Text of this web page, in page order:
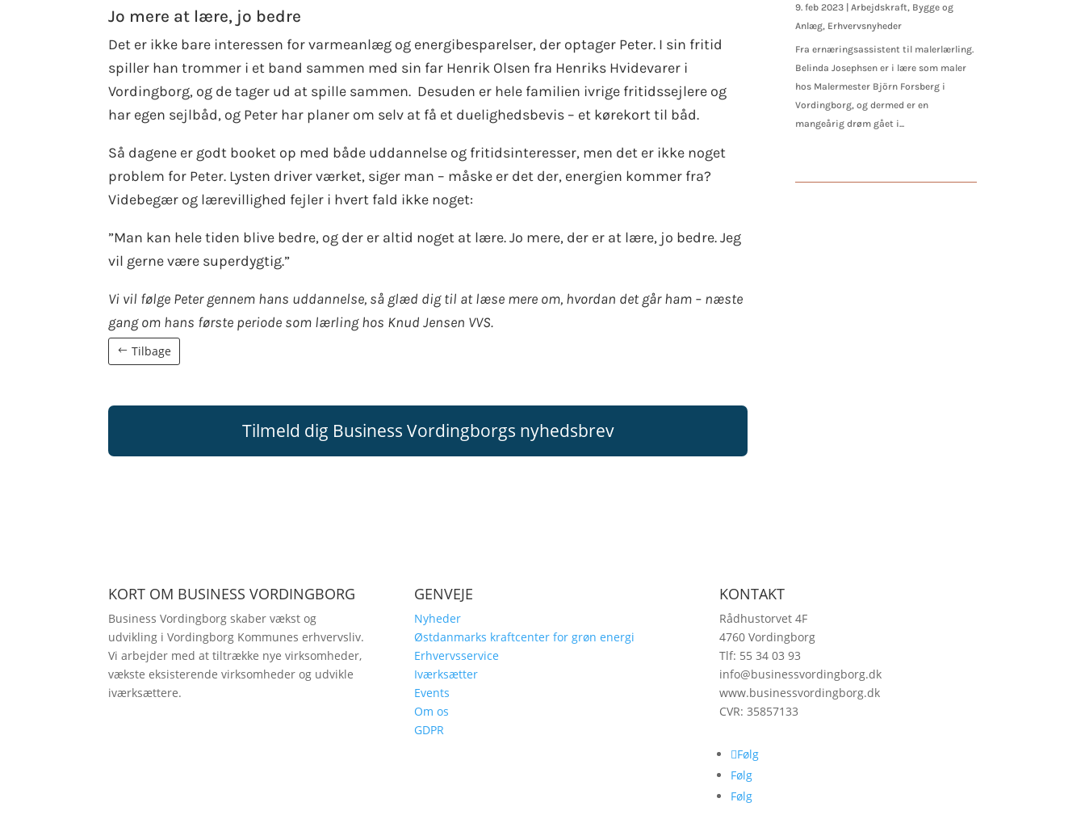
Jo mere at lære, jo bedre
Det er ikke bare interessen for varmeanlæg og energibesparelser, der optager Peter. I sin fritid
spiller han trommer i et band sammen med sin far Henrik Olsen fra Henriks Hvidevarer i
Vordingborg, og de tager ud at spille sammen. Desuden er hele familien ivrige fritidssejlere og
har egen sejlbåd, og Peter har planer om selv at få et duelighedsbevis – et kørekort til båd.
Så dagene er godt booket op med både uddannelse og fritidsinteresser, men det er ikke noget
problem for Peter. Lysten driver værket, siger man – måske er det der, energien kommer fra?
Videbegær og lærevillighed fejler i hvert fald ikke noget:
”Man kan hele tiden blive bedre, og der er altid noget at lære. Jo mere, der er at lære, jo bedre. Jeg
vil gerne være superdygtig.”
Vi vil følge Peter gennem hans uddannelse, så glæd dig til at læse mere om, hvordan det går ham – næste
gang om hans første periode som lærling hos Knud Jensen VVS.
Tilbage
Tilmeld dig Business Vordingborgs nyhedsbrev
9. feb 2023 |Arbejdskraft, Bygge og
Anlæg, Erhvervsnyheder
Fra ernæringsassistent til malerlærling.
Belinda Josephsen er i lære som maler
hos Malermester Björn Forsberg i
Vordingborg, og dermed er en
mangeårig drøm gået i...
KORT OM BUSINESS VORDINGBORG
Business Vordingborg skaber vækst og
udvikling i Vordingborg Kommunes erhvervsliv.
Vi arbejder med at tiltrække nye virksomheder,
vækste eksisterende virksomheder og udvikle
iværksættere.
GENVEJE
Nyheder
Østdanmarks kraftcenter for grøn energi
Erhvervsservice
Iværksætter
Events
Om os
GDPR
KONTAKT
Rådhustorvet 4F
4760 Vordingborg
Tlf: 55 34 03 93
info@businessvordingborg.dk
www.businessvordingborg.dk
CVR: 35857133
Følg
Følg
Følg